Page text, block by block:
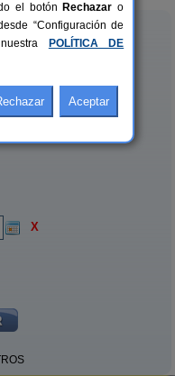
X
el botón Rechazar o
“Configuración de
POLÍTICA DE